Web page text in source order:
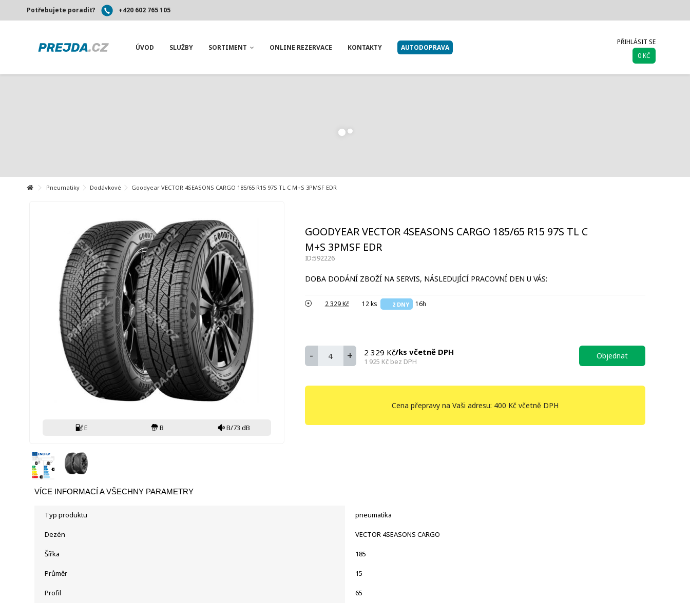
Potřebujete poradit? +420 602 765 105
ÚVOD SLUŽBY SORTIMENT ONLINE REZERVACE KONTAKTY AUTODOPRAVA
PŘIHLÁSIT SE
0 KČ
Pneumatiky Dodávkové Goodyear VECTOR 4SEASONS CARGO 185/65 R15 97S TL C M+S 3PMSF EDR
E B B/73 dB
GOODYEAR VECTOR 4SEASONS CARGO 185/65 R15 97S TL C
M+S 3PMSF EDR
ID:592226
DOBA DODÁNÍ ZBOŽÍ NA SERVIS, NÁSLEDUJÍCÍ PRACOVNÍ DEN U VÁS:
2 329 Kč 12 ks 2 DNY 16h
- + 2 329 Kč/ks včetně DPH
1 925 Kčbez DPH
Objednat
Cena přepravy na Vaši adresu: 400 Kč včetně DPH
VÍCE INFORMACÍ A VŠECHNY PARAMETRY
Typ produktu pneumatika
Dezén VECTOR 4SEASONS CARGO
Šířka 185
Průměr 15
Profil 65